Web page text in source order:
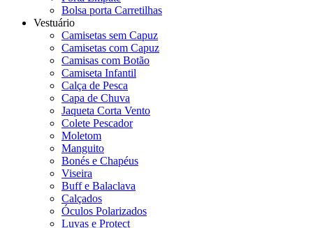
Bolsa porta Carretilhas
Vestuário
Camisetas sem Capuz
Camisetas com Capuz
Camisas com Botão
Camiseta Infantil
Calça de Pesca
Capa de Chuva
Jaqueta Corta Vento
Colete Pescador
Moletom
Manguito
Bonés e Chapéus
Viseira
Buff e Balaclava
Calçados
Óculos Polarizados
Luvas e Protect